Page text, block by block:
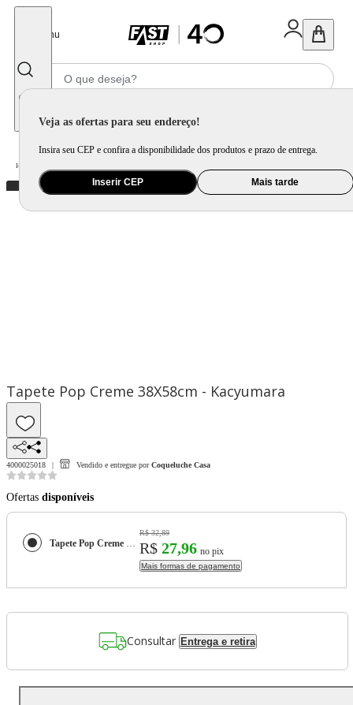
Menu
Veja as ofertas para seu endereço!
Insira seu CEP e confira a disponibilidade dos produtos e prazo de entrega.
Inserir CEP Mais tarde
Home
Tapete Pop Creme 38X58cm - Kacyumara
4000025018 Vendido e entregue por Coqueluche Casa
Ofertas disponíveis
Tapete Pop Creme 38X58cm - Kacyumara
R$ 32,89
R$ 27,96 no pix
Mais formas de pagamento
Consultar Entrega e retira